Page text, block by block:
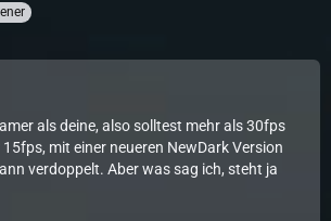
als deine, also solltest mehr als 30fps
mit einer neueren NewDark Version
verdoppelt. Aber was sag ich, steht ja